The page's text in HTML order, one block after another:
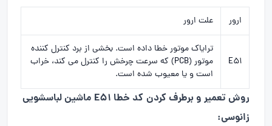
ارور علت ارور
E51
ترایاک موتور خطا داده است. بخشی از برد کنترل کننده
موتور (PCB) که سرعت چرخش را کنترل می کند، خراب
است و یا معیوب شده است.
روش تعمیر و برطرف کردن کد خطا E51 ماشین لباسشویی
زانوسی: